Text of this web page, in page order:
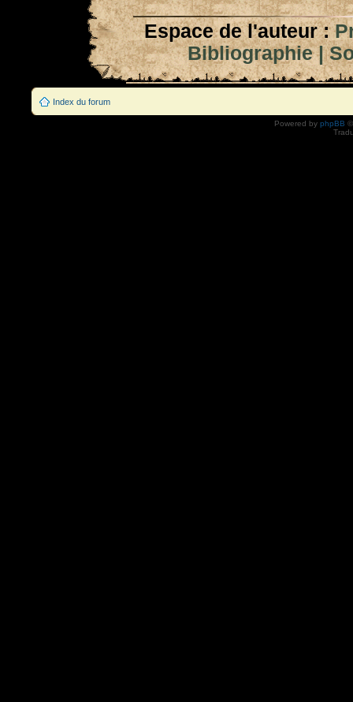
Espace de l'auteur :
Bibliographie|
Index du forum
Powered by phpBB